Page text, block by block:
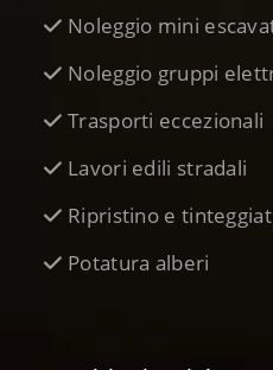
Noleggio mini
Noleggio gruppi
Trasporti eccezionali
Lavori edili stradali
Ripristino e
Potatura alberi